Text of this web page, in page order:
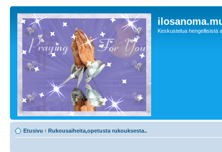
Keskustelua hengellisistä
Etusivu ‹ Rukousaiheita,opetusta rukouksesta..